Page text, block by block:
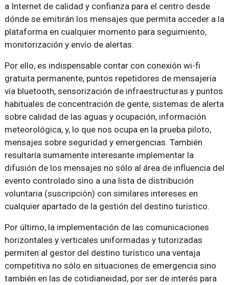
a Internet de calidad y confianza para el centro desde
dónde se emitirán los mensajes que permita acceder a la
plataforma en cualquier momento para seguimiento,
monitorización y envío de alertas.
Por ello, es indispensable contar con conexión wi-fi
gratuita permanente, puntos repetidores de mensajería
vía bluetooth, sensorización de infraestructuras y puntos
habituales de concentración de gente, sistemas de alerta
sobre calidad de las aguas y ocupación, información
meteorológica, y, lo que nos ocupa en la prueba piloto,
mensajes sobre seguridad y emergencias. También
resultaría sumamente interesante implementar la
difusión de los mensajes no sólo al área de influencia del
evento controlado sino a una lista de distribución
voluntaria (suscripción) con similares intereses en
cualquier apartado de la gestión del destino turístico.
Por último, la implementación de las comunicaciones
horizontales y verticales uniformadas y tutorizadas
permiten al gestor del destino turístico una ventaja
competitiva no sólo en situaciones de emergencia sino
también en las de cotidianeidad, por ser de interés para